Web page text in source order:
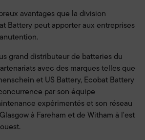
avantages que la division
Battery peut apporter aux entreprises
grand distributeur de batteries du
avec des marques telles que
et US Battery, Ecobat Battery
par son équipe
expérimentés et son réseau
à Fareham et de Witham à l'est